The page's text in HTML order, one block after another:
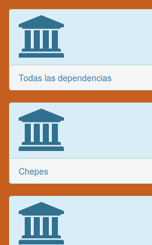
Todas las dependencias
Chepes